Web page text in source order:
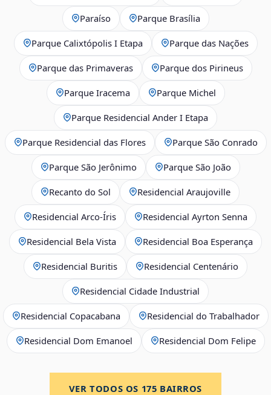
Paraíso Parque Brasília
Parque Calixtópolis I Etapa Parque das Nações
Parque das Primaveras Parque dos Pirineus
Parque Iracema Parque Michel
Parque Residencial Ander I Etapa
Parque Residencial das Flores Parque São Conrado
Parque São Jerônimo Parque São João
Recanto do Sol Residencial Araujoville
Residencial Arco‑Íris Residencial Ayrton Senna
Residencial Bela Vista Residencial Boa Esperança
Residencial Buritis Residencial Centenário
Residencial Cidade Industrial
Residencial Copacabana Residencial do Trabalhador
Residencial Dom Emanoel Residencial Dom Felipe
VER TODOS OS 175 BAIRROS